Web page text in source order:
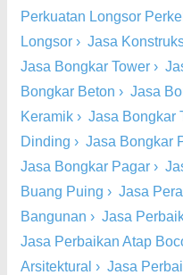
Perkuatan Longsor
Longsor › Jasa
Jasa Bongkar Tower ›
Bongkar Beton › Jasa
Keramik › Jasa Bongkar
Dinding › Jasa Bongkar
Jasa Bongkar Pagar ›
Buang Puing › Jasa
Bangunan › Jasa
Jasa Perbaikan Atap
Arsitektural › Jasa